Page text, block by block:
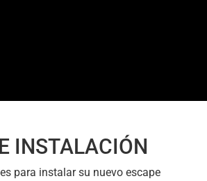
INSTALACIÓN
para instalar su nuevo escape